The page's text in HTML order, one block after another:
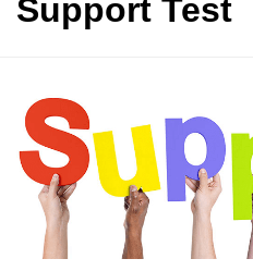
Support Test